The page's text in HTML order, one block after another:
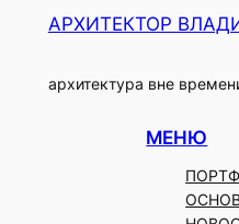
АРХИТЕКТОР
архитектура вне
МЕНЮ